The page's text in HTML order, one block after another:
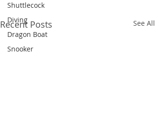
Shuttlecock
Diving
Dragon Boat
Snooker
Recent Posts See All